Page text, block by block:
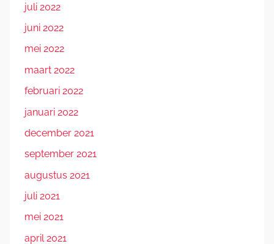
juli 2022
juni 2022
mei 2022
maart 2022
februari 2022
januari 2022
december 2021
september 2021
augustus 2021
juli 2021
mei 2021
april 2021